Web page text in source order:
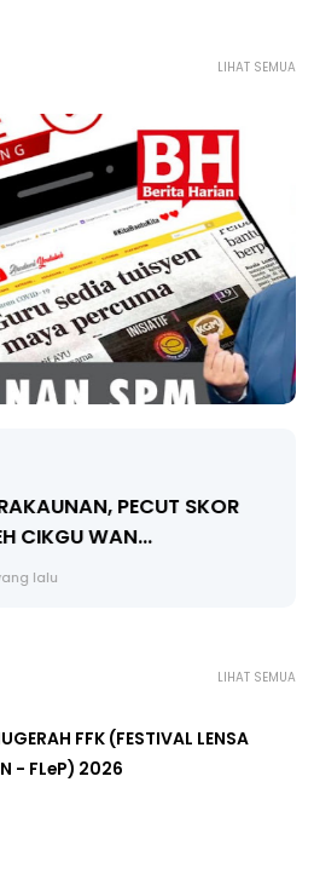
LIHAT SEMUA
PECUT SKOR
CIKGU WAN...
lalu
LIHAT SEMUA
FFK (FESTIVAL LENSA
- FLeP) 2026